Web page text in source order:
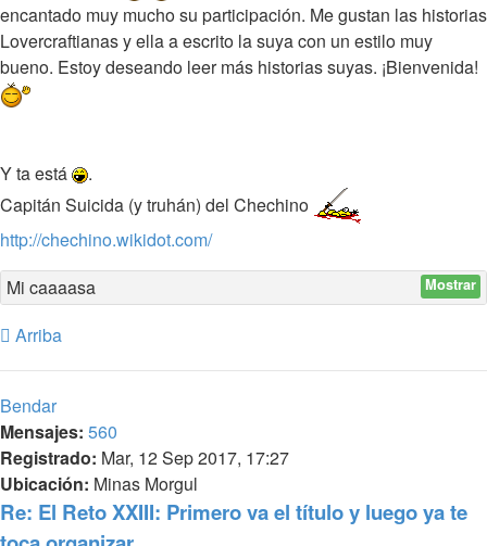
encantado muy mucho su participación. Me gustan las historias
Lovercraftianas y ella a escrito la suya con un estilo muy
bueno. Estoy deseando leer más historias suyas. ¡Bienvenida!
Y ta está
.
Capitán Suicida (y truhán) del Chechino
http://chechino.wikidot.com/
Mi caaaasa
Mostrar
Arriba
Bendar
Mensajes: 560
Registrado: Mar, 12 Sep 2017, 17:27
Ubicación: Minas Morgul
Re: El Reto XXIII: Primero va el título y luego ya te